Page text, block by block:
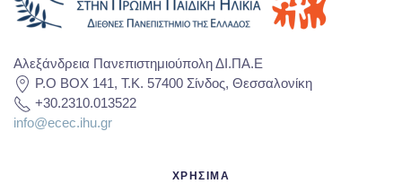
Αλεξάνδρεια Πανεπιστημιούπολη ΔΙ.ΠΑ.Ε
P.O BOX 141, T.K. 57400 Σίνδος, Θεσσαλονίκη
+30.2310.013522
info@ecec.ihu.gr
ΧΡΗΣΙΜΑ